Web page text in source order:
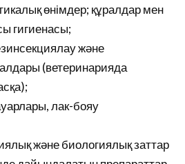
өнімдер; құралдар мен
гигиенасы;
және
(ветеринарияда
лак-бояу
және биологиялық заттар